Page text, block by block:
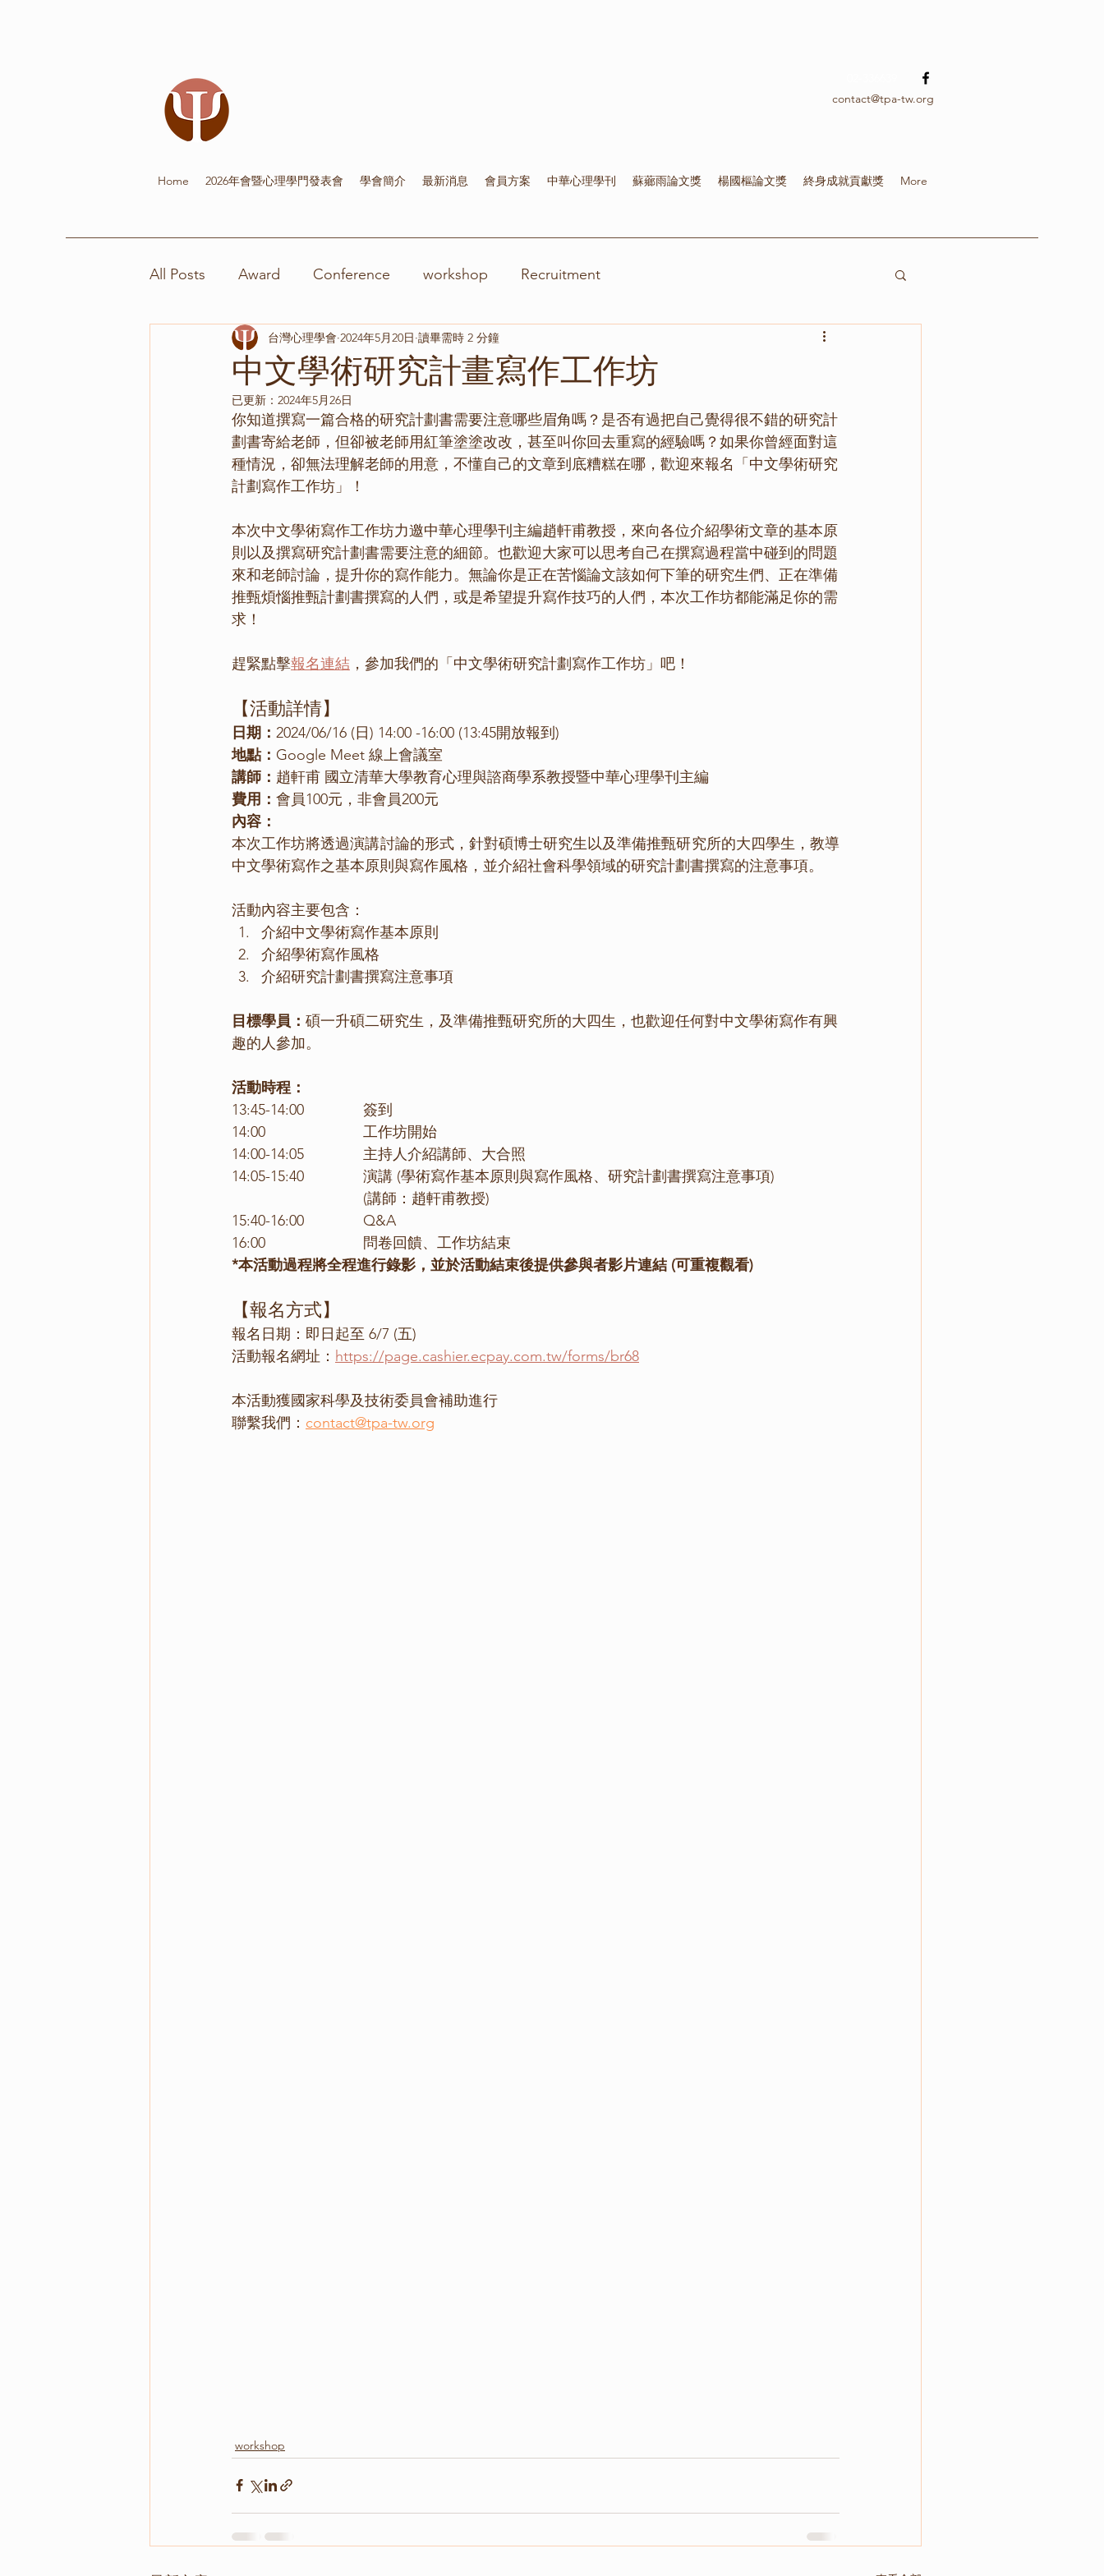
contact@tpa-tw.org
Home 2026年會暨心理學門發表會 學會簡介 最新消息 會員方案 中華心理學刊 蘇薌雨論文獎 楊國樞論文獎 終身成就貢獻獎 More
All Posts Award Conference workshop Recruitment
中文學術研究計畫寫作工作坊
台灣心理學會 2024年5月20日 讀畢需時 2 分鐘
已更新： 2024年5月26日
你知道撰寫一篇合格的研究計劃書需要注意哪些眉角嗎？是否有過把自己覺得很不錯的研究計
劃書寄給老師，但卻被老師用紅筆塗塗改改，甚至叫你回去重寫的經驗嗎？如果你曾經面對這
種情況，卻無法理解老師的用意，不懂自己的文章到底糟糕在哪，歡迎來報名「中文學術研究
計劃寫作工作坊」！
本次中文學術寫作工作坊力邀中華心理學刊主編趙軒甫教授，來向各位介紹學術文章的基本原
則以及撰寫研究計劃書需要注意的細節。也歡迎大家可以思考自己在撰寫過程當中碰到的問題
來和老師討論，提升你的寫作能力。無論你是正在苦惱論文該如何下筆的研究生們、正在準備
推甄煩惱推甄計劃書撰寫的人們，或是希望提升寫作技巧的人們，本次工作坊都能滿足你的需
求！
趕緊點擊報名連結 ，參加我們的「中文學術研究計劃寫作工作坊」吧！
【活動詳情】
日期： 2024/06/16 (日) 14:00 -16:00 (13:45開放報到)
地點： Google Meet 線上會議室
講師： 趙軒甫 國立清華大學教育心理與諮商學系教授暨中華心理學刊主編
費用： 會員100元，非會員200元
內容：
本次工作坊將透過演講討論的形式，針對碩博士研究生以及準備推甄研究所的大四學生，教導
中文學術寫作之基本原則與寫作風格，並介紹社會科學領域的研究計劃書撰寫的注意事項。
活動內容主要包含：
介紹中文學術寫作基本原則
介紹學術寫作風格
介紹研究計劃書撰寫注意事項
目標學員： 碩一升碩二研究生，及準備推甄研究所的大四生，也歡迎任何對中文學術寫作有興
趣的人參加。
活動時程：
13:45-14:00		簽到
14:00			工作坊開始
14:00-14:05		主持人介紹講師、大合照
				(講師：趙軒甫教授)
15:40-16:00		Q&A
16:00			問卷回饋、工作坊結束
*本活動過程將全程進行錄影，並於活動結束後提供參與者影片連結 (可重複觀看)
【報名方式】
報名日期：即日起至 6/7 (五)
活動報名網址： https://page.cashier.ecpay.com.tw/forms/br68
本活動獲國家科學及技術委員會補助進行
聯繫我們： contact@tpa-tw.org
workshop